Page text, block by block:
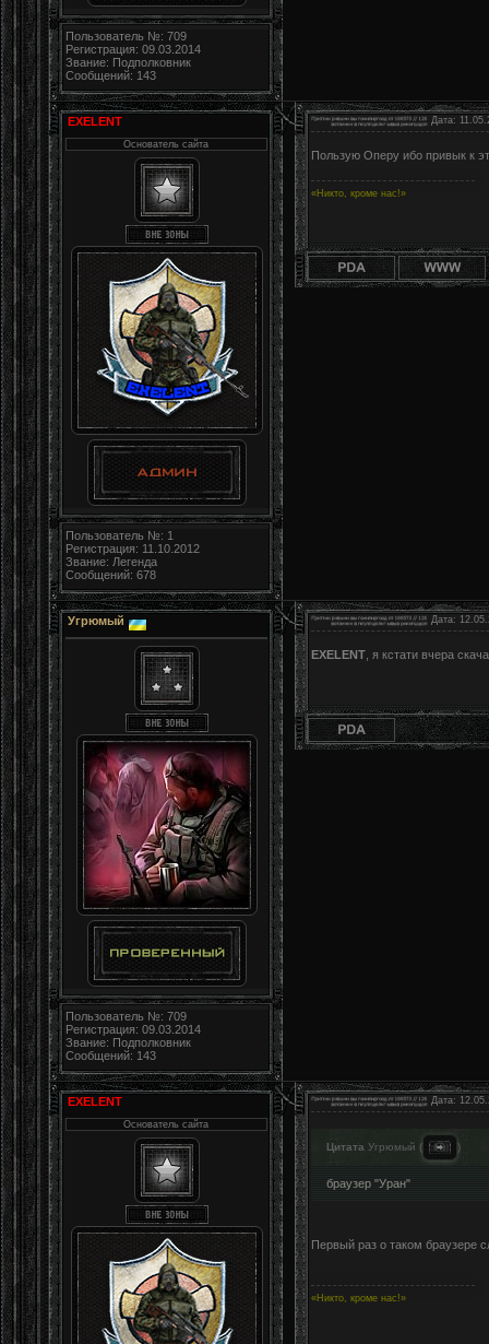
Пользователь №: 709
Регистрация: 09.03.2014
Звание: Подполковник
Сообщений: 143
EXELENT
Основатель сайта
Пользователь №: 1
Регистрация: 11.10.2012
Звание: Легенда
Сообщений: 678
Дата:
Пользую Оперу ибо привык к
«Никто, кроме нас!»
Угрюмый
Пользователь №: 709
Регистрация: 09.03.2014
Звание: Подполковник
Сообщений: 143
Дата:
EXELENT , я кстати вчера
EXELENT
Основатель сайта
Дата:
Цитата Угрюмый ( )
браузер "Уран"
Первый раз о таком браузере
«Никто, кроме нас!»